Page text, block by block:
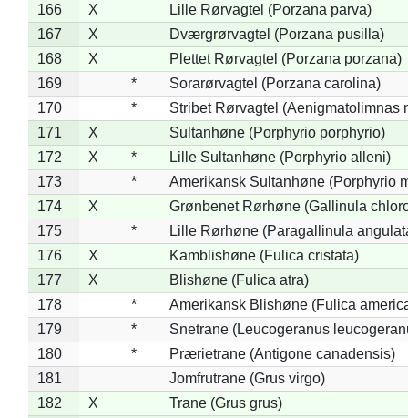
166
X
Lille Rørvagtel (Porzana parva)
167
X
Dværgrørvagtel (Porzana pusilla)
168
X
Plettet Rørvagtel (Porzana porzana)
169
*
Sorarørvagtel (Porzana carolina)
170
*
Stribet Rørvagtel (Aenigmatolimnas
171
X
Sultanhøne (Porphyrio porphyrio)
172
X *
Lille Sultanhøne (Porphyrio alleni)
173
*
Amerikansk Sultanhøne (Porphyrio
174
X
Grønbenet Rørhøne (Gallinula
175
*
Lille Rørhøne (Paragallinula
176
X
Kamblishøne (Fulica cristata)
177
X
Blishøne (Fulica atra)
178
*
Amerikansk Blishøne (Fulica
179
*
Snetrane (Leucogeranus
180
*
Prærietrane (Antigone canadensis)
181
Jomfrutrane (Grus virgo)
182
X
Trane (Grus grus)